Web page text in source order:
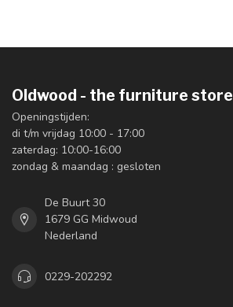
Oldwood - the furniture store
Openingstijden:
di t/m vrijdag 10:00 - 17:00
zaterdag: 10:00-16:00
zondag & maandag : gesloten
De Buurt 30
1679 GG Midwoud
Nederland
0229-202292